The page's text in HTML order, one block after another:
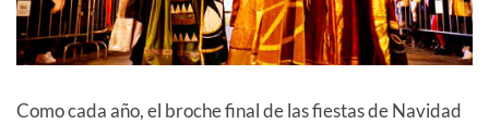
Como cada año, el broche final de las fiestas de Navidad